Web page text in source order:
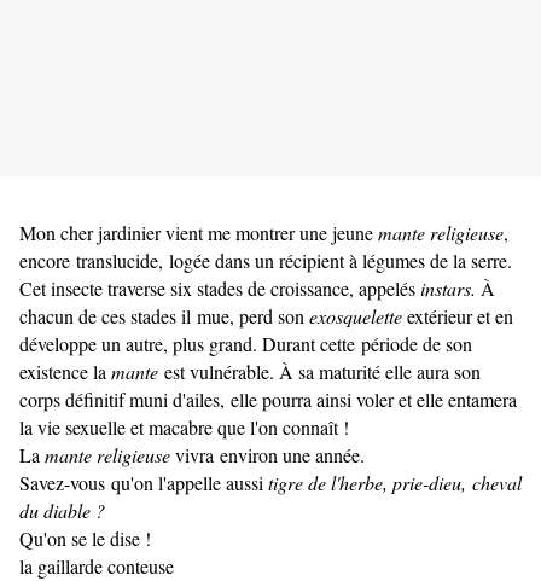
Mon cher jardinier vient me montrer une jeunemante religieuse,
encore translucide, logée dans un récipient à légumes de la serre.
Cet insecte traverse six stades de croissance, appelésinstars. À
chacun de ces stades il mue, perd son exosqueletteextérieur et en
développe un autre, plus grand. Durant cette période de son
existence la mante est vulnérable. À sa maturité elle aura son
corps définitif muni d'ailes, elle pourra ainsi voler et elle entamera
la vie sexuelle et macabre que l'on connaît !
La mante religieusevivra environ une année.
Savez-vous qu'on l'appelle aussi tigre de l'herbe, prie-dieu, cheval
du diable ?
Qu'on se le dise !
la gaillarde conteuse